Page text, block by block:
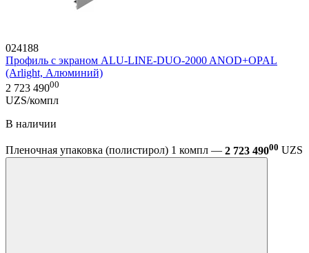
024188
Профиль с экраном ALU-LINE-DUO-2000 ANOD+OPAL
(Arlight, Алюминий)
2 723 49000
UZS/компл
В наличии
Пленочная упаковка (полистирол) 1 компл — 2 723 49000 UZS